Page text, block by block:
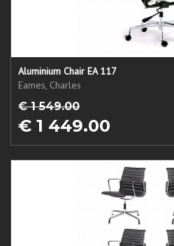
Aluminium Chair EA 117
Eames, Charles
€ 1 549.00
€ 1 449.00